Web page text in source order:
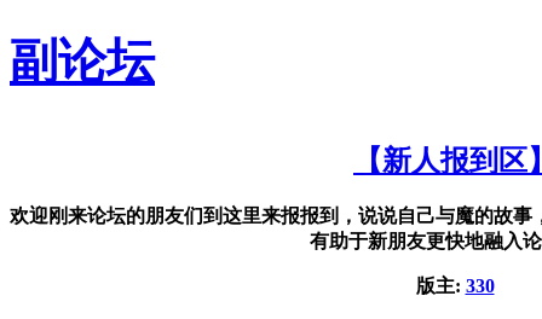
副论坛
【新人报到区
欢迎刚来论坛的朋友们到这里来报报到，说说自己与魔的故
有助于新朋友更快地融入
版主: 330